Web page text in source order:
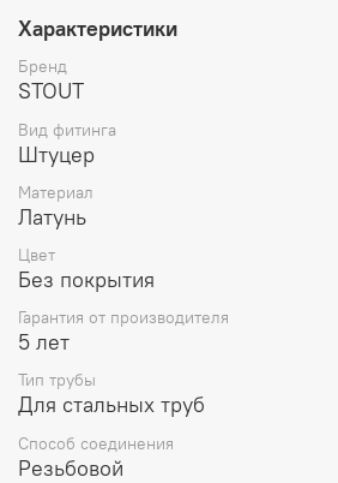
габаритах, внешнем виде и цвете,
и основываются на последних
производителя. Производитель
право в любой момент без
характеристики, не ухудшающие
свойств товара.
Характеристики
Бренд
STOUT
Вид фитинга
Штуцер
Материал
Латунь
Цвет
Без покрытия
Гарантия от производителя
5 лет
Тип трубы
Для стальных труб
Способ соединения
Резьбовой